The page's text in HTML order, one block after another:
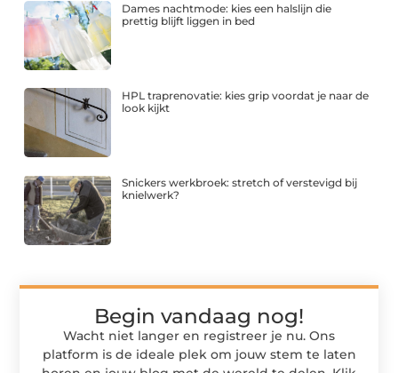
Dames nachtmode: kies een halslijn die
prettig blijft liggen in bed
HPL traprenovatie: kies grip voordat je naar de
look kijkt
Snickers werkbroek: stretch of verstevigd bij
knielwerk?
Begin vandaag nog!
Wacht niet langer en registreer je nu. Ons
platform is de ideale plek om jouw stem te laten